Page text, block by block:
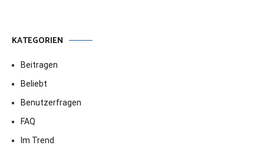
KATEGORIEN
Beitragen
Beliebt
Benutzerfragen
FAQ
Im Trend